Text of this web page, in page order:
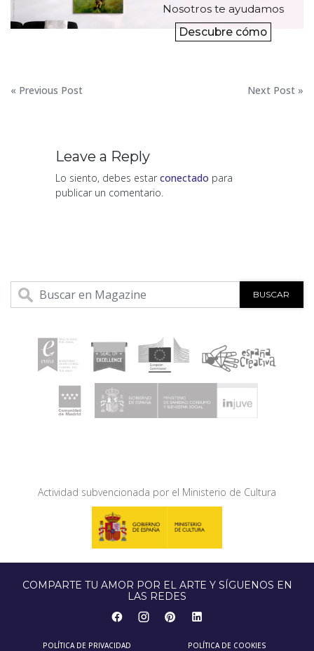
Nosotros te ayudamos
Descubre cómo
Navegación
entradas
« Previous Post Next Post »
Leave a Reply
Lo siento, debes estar conectado para
publicar un comentario.
BUSCAR
Actividad subvencionada por el Ministerio de Cultura
COMPARTE TU AMOR POR EL ARTE Y SÍGUENOS EN
LAS REDES
POLÍTICA DE PRIVACIDAD POLÍTICA DE COOKIES